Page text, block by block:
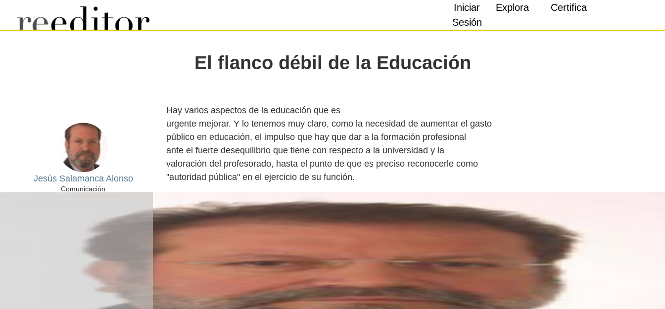
Iniciar
Sesión
Explora Certifica
Jesús Salamanca Alonso
Comunicación
El flanco débil de la Educación
Hay varios aspectos de la educación que es
urgente mejorar. Y lo tenemos muy claro, como la necesidad de aumentar el gasto
público en educación, el impulso que hay que dar a la formación profesional
ante el fuerte desequilibrio que tiene con respecto a la universidad y la
valoración del profesorado, hasta el punto de que es preciso reconocerle como